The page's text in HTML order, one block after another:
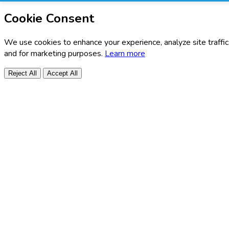
Cookie Consent
We use cookies to enhance your experience, analyze site
and for marketing purposes. Learn more
Reject All Accept All